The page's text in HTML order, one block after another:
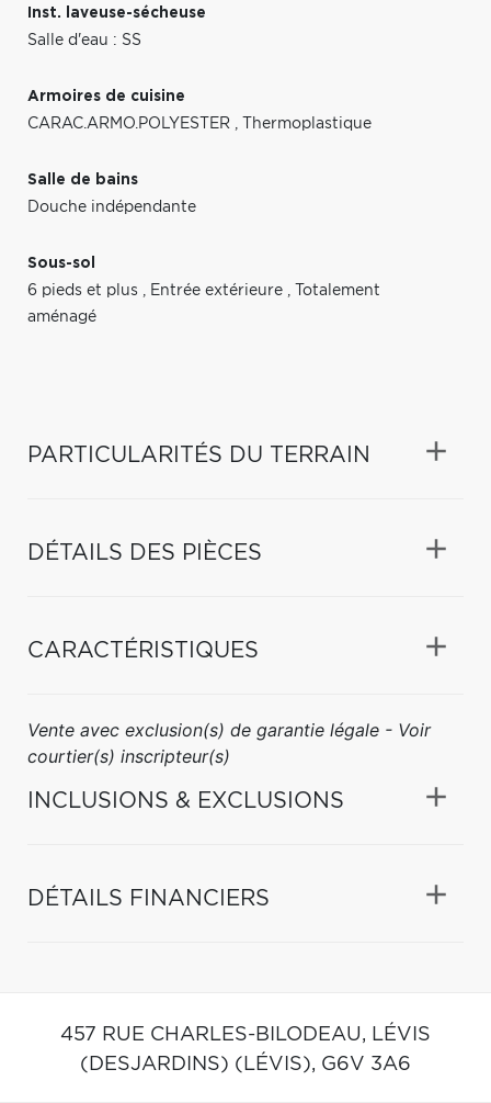
Inst. laveuse-sécheuse
Salle d'eau : SS
Armoires de cuisine
CARAC.ARMO.POLYESTER , Thermoplastique
Salle de bains
Douche indépendante
Sous-sol
6 pieds et plus , Entrée extérieure ,
Totalement
aménagé
PARTICULARITÉS DU TERRAIN
DÉTAILS DES PIÈCES
CARACTÉRISTIQUES
Vente avec exclusion(s) de garantie légale - Voir
courtier(s) inscripteur(s)
INCLUSIONS & EXCLUSIONS
DÉTAILS FINANCIERS
457 RUE CHARLES-BILODEAU, LÉVIS
(DESJARDINS) (LÉVIS), G6V 3A6